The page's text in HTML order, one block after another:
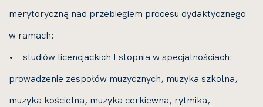
merytoryczną nad przebiegiem procesu dydaktycznego
w ramach:
• studiów licencjackich I stopnia w specjalnościach:
prowadzenie zespołów muzycznych, muzyka szkolna,
muzyka kościelna, muzyka cerkiewna, rytmika,